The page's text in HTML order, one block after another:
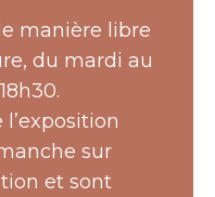
manière libre
du mardi au
sur
et sont